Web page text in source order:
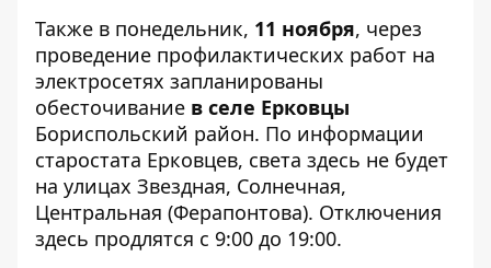
Также в понедельник, 11 ноября, через
проведение профилактических работ на
электросетях запланированы
обесточивание в селе Ерковцы
Бориспольский район. По информации
старостата Ерковцев, света здесь не будет
на улицах Звездная, Солнечная,
Центральная (Ферапонтова). Отключения
здесь продлятся с 9:00 до 19:00.